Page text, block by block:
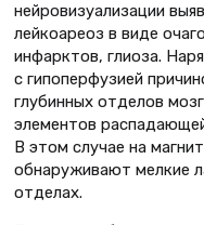
нейровизуализации
лейкоареоз в виде
инфарктов, глиоза.
с гипоперфузией
глубинных отделов
элементов
В этом случае на
обнаруживают мелкие
отделах.